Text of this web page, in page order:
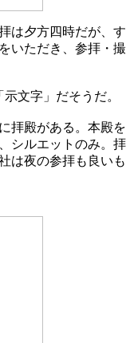
は夕方四時だが、す
いただき、参拝・撮
文字」だそうだ。
拝殿がある。本殿を
シルエットのみ。拝
は夜の参拝も良いも